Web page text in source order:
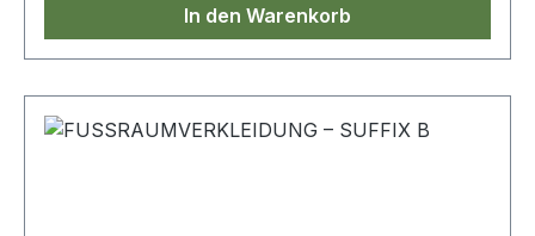
In den Warenkorb